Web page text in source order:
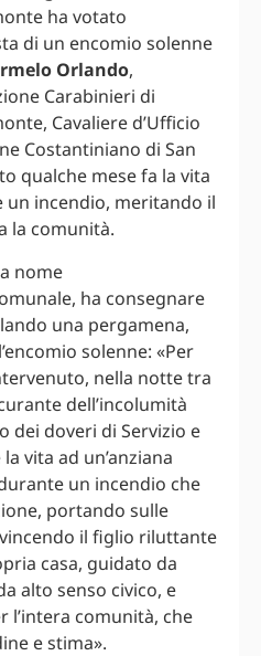
ha votato
di un encomio solenne
Orlando,
Carabinieri di
Cavaliere d’Ufficio
Costantiniano di San
qualche mese fa la vita
incendio, meritando il
la comunità.
nome
ha consegnare
una pergamena,
solenne: «Per
nella notte tra
dell’incolumità
dei doveri di Servizio e
vita ad un’anziana
un incendio che
portando sulle
il figlio riluttante
casa, guidato da
alto senso civico, e
l’intera comunità, che
e stima».